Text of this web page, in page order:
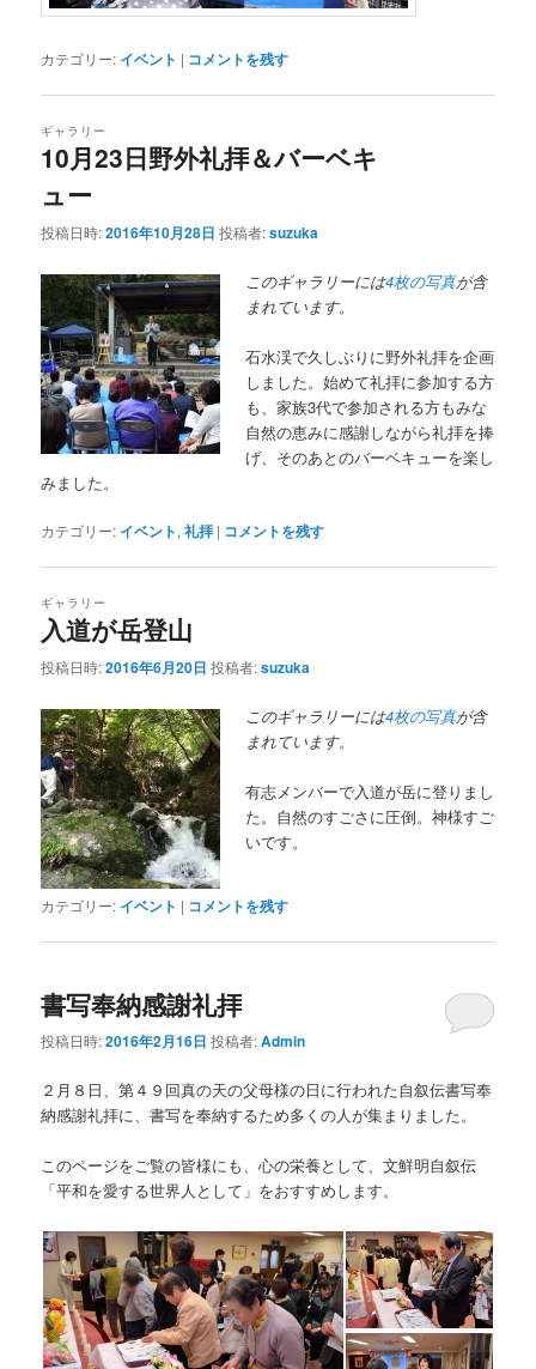
カテゴリー: イベント | コメントを残す
10月23日野外礼拝＆バーベキ
ュー
ギャラリー
投稿日時:2016年10月28日 投稿者:suzuka
このギャラリーには4枚の写真が含
まれています。
石水渓で久しぶりに野外礼拝を企画
しました。始めて礼拝に参加する方
も、家族3代で参加される方もみな
自然の恵みに感謝しながら礼拝を捧
げ、そのあとのバーベキューを楽し
みました。
カテゴリー: イベント,礼拝 | コメントを残す
入道が岳登山
ギャラリー
投稿日時:2016年6月20日 投稿者:suzuka
このギャラリーには4枚の写真が含
まれています。
有志メンバーで入道が岳に登りまし
た。自然のすごさに圧倒。神様すご
いです。
カテゴリー: イベント | コメントを残す
書写奉納感謝礼拝
投稿日時:2016年2月16日 投稿者:Admin
２月８日、第４９回真の天の父母様の日に行われた自叙伝書写奉
納感謝礼拝に、書写を奉納するため多くの人が集まりました。
このページをご覧の皆様にも、心の栄養として、文鮮明自叙伝
「平和を愛する世界人として」をおすすめします。